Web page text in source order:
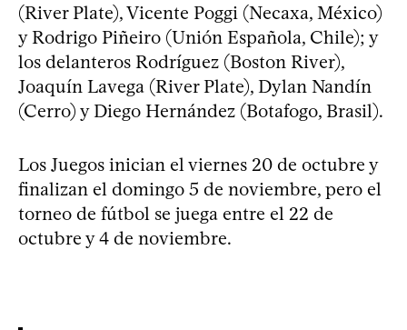
(River Plate), Vicente Poggi (Necaxa, México)
y Rodrigo Piñeiro (Unión Española, Chile); y
los delanteros Rodríguez (Boston River),
Joaquín Lavega (River Plate), Dylan Nandín
(Cerro) y Diego Hernández (Botafogo, Brasil).
Los Juegos inician el viernes 20 de octubre y
finalizan el domingo 5 de noviembre, pero el
torneo de fútbol se juega entre el 22 de
octubre y 4 de noviembre.